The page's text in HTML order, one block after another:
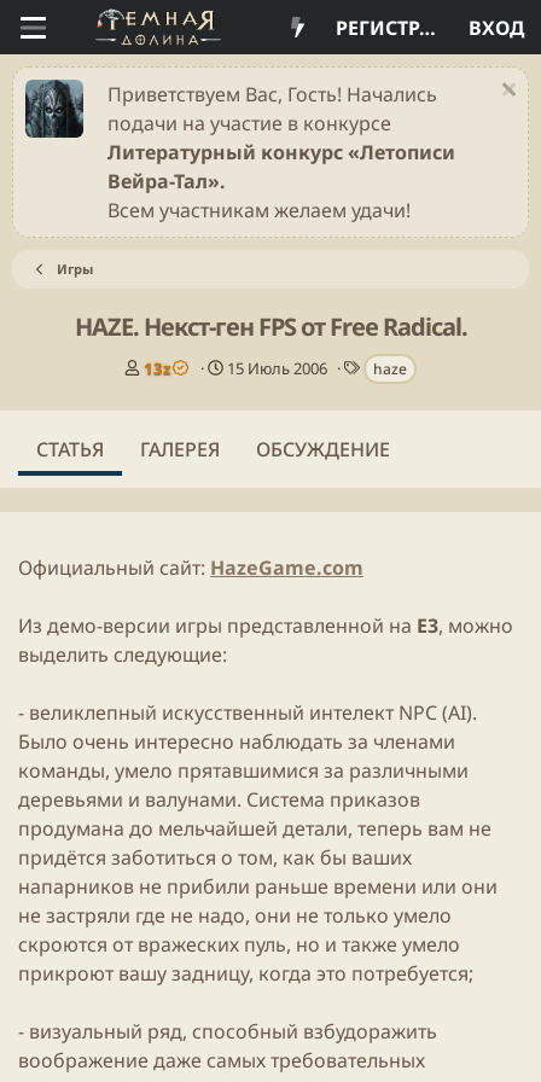
ВХОД
РЕГИСТРАЦИЯ
Приветствуем Вас, Гость! Начались
подачи на участие в конкурсе
Литературный конкурс «Летописи
Вейра-Тал».
Всем участникам желаем удачи!
Игры
HAZE. Некст-ген FPS от Free Radical.
А
т
р
13z
Д
т
к
и
и
15 Июль 2006
Т
е
г
haze
СТАТЬЯ ГАЛЕРЕЯ ОБСУЖДЕНИЕ
Официальный сайт: HazeGame.com
Из демо-версии игры представленной на E3, можно
выделить следующие:
- великлепный искусственный интелект NPC (AI).
Было очень интересно наблюдать за членами
команды, умело прятавшимися за различными
деревьями и валунами. Система приказов
продумана до мельчайшей детали, теперь вам не
придётся заботиться о том, как бы ваших
напарников не прибили раньше времени или они
не застряли где не надо, они не только умело
скроются от вражеских пуль, но и также умело
прикроют вашу задницу, когда это потребуется;
- визуальный ряд, способный взбудоражить
воображение даже самых требовательных